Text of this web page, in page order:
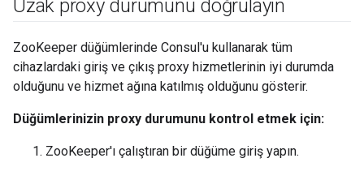
Uzak proxy durumunu doğrulayın
ZooKeeper düğümlerinde Consul'u kullanarak tüm
cihazlardaki giriş ve çıkış proxy hizmetlerinin iyi durumda
olduğunu ve hizmet ağına katılmış olduğunu gösterir.
Düğümlerinizin proxy durumunu kontrol etmek için:
ZooKeeper'ı çalıştıran bir düğüme giriş yapın.